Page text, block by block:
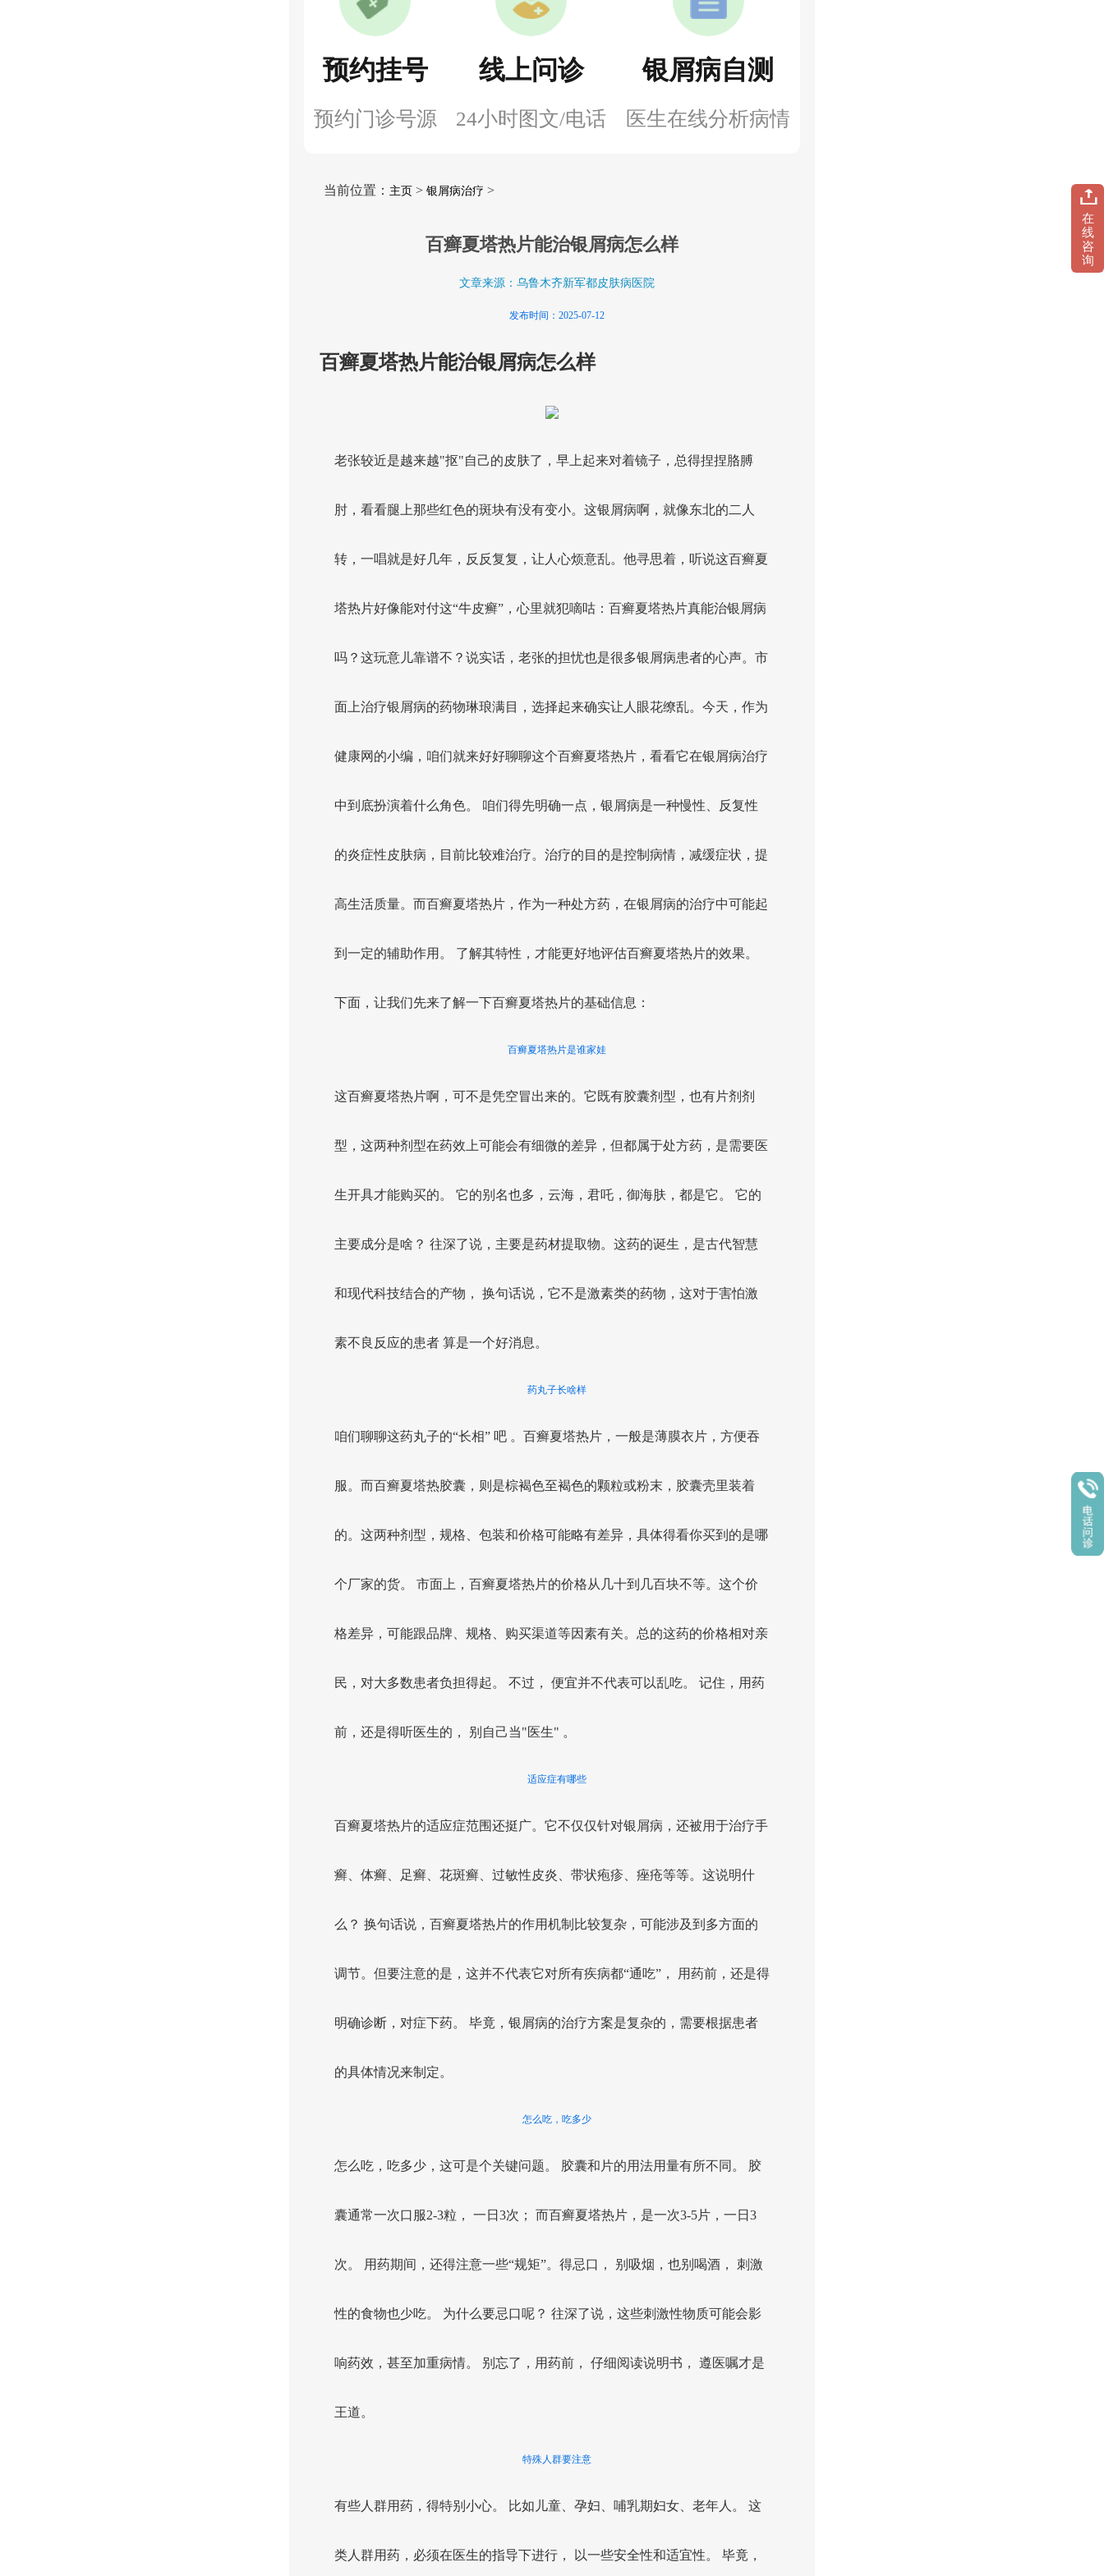
预约挂号
预约门诊号源
线上问诊
24小时图文/电话
银屑病自测
医生在线分析病情
当前位置： 主页> 银屑病治疗 >
百癣夏塔热片能治银屑病怎么样
文章来源：乌鲁木齐新军都皮肤病医院
发布时间：2025-07-12
百癣夏塔热片能治银屑病怎么样
老张较近是越来越"抠"自己的皮肤了，早上起来对着镜子，总得捏捏胳膊
肘，看看腿上那些红色的斑块有没有变小。这银屑病啊，就像东北的二人
转，一唱就是好几年，反反复复，让人心烦意乱。他寻思着，听说这百癣夏
塔热片好像能对付这“牛皮癣”，心里就犯嘀咕：百癣夏塔热片真能治银屑病
吗？这玩意儿靠谱不？说实话，老张的担忧也是很多银屑病患者的心声。市
面上治疗银屑病的药物琳琅满目，选择起来确实让人眼花缭乱。今天，作为
健康网的小编，咱们就来好好聊聊这个百癣夏塔热片，看看它在银屑病治疗
中到底扮演着什么角色。 咱们得先明确一点，银屑病是一种慢性、反复性
的炎症性皮肤病，目前比较难治疗。治疗的目的是控制病情，减缓症状，提
高生活质量。而百癣夏塔热片，作为一种处方药，在银屑病的治疗中可能起
到一定的辅助作用。 了解其特性，才能更好地评估百癣夏塔热片的效果。
下面，让我们先来了解一下百癣夏塔热片的基础信息：
百癣夏塔热片是谁家娃
这百癣夏塔热片啊，可不是凭空冒出来的。它既有胶囊剂型，也有片剂剂
型，这两种剂型在药效上可能会有细微的差异，但都属于处方药，是需要医
生开具才能购买的。 它的别名也多，云海，君吒，御海肤，都是它。 它的
主要成分是啥？ 往深了说，主要是药材提取物。这药的诞生，是古代智慧
和现代科技结合的产物， 换句话说，它不是激素类的药物，这对于害怕激
素不良反应的患者 算是一个好消息。
药丸子长啥样
咱们聊聊这药丸子的“长相” 吧 。百癣夏塔热片，一般是薄膜衣片，方便吞
服。而百癣夏塔热胶囊，则是棕褐色至褐色的颗粒或粉末，胶囊壳里装着
的。这两种剂型，规格、包装和价格可能略有差异，具体得看你买到的是哪
个厂家的货。 市面上，百癣夏塔热片的价格从几十到几百块不等。这个价
格差异，可能跟品牌、规格、购买渠道等因素有关。总的这药的价格相对亲
民，对大多数患者负担得起。 不过， 便宜并不代表可以乱吃。 记住，用药
前，还是得听医生的， 别自己当"医生" 。
适应症有哪些
百癣夏塔热片的适应症范围还挺广。它不仅仅针对银屑病，还被用于治疗手
癣、体癣、足癣、花斑癣、过敏性皮炎、带状疱疹、痤疮等等。这说明什
么？ 换句话说，百癣夏塔热片的作用机制比较复杂，可能涉及到多方面的
调节。但要注意的是，这并不代表它对所有疾病都“通吃”， 用药前，还是得
明确诊断，对症下药。 毕竟，银屑病的治疗方案是复杂的，需要根据患者
的具体情况来制定。
怎么吃，吃多少
怎么吃，吃多少，这可是个关键问题。 胶囊和片的用法用量有所不同。 胶
囊通常一次口服2-3粒， 一日3次； 而百癣夏塔热片，是一次3-5片，一日3
次。 用药期间，还得注意一些“规矩”。得忌口， 别吸烟，也别喝酒， 刺激
性的食物也少吃。 为什么要忌口呢？ 往深了说，这些刺激性物质可能会影
响药效，甚至加重病情。 别忘了，用药前， 仔细阅读说明书， 遵医嘱才是
王道。
特殊人群要注意
有些人群用药，得特别小心。 比如儿童、孕妇、哺乳期妇女、老年人。 这
类人群用药，必须在医生的指导下进行， 以一些安全性和适宜性。 毕竟，
在
线
咨
询